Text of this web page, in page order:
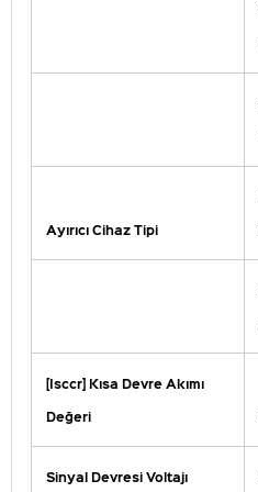
Ayırıcı Cihaz Tipi
[Isccr] Kısa Devre Akımı
Değeri
Sinyal Devresi Voltajı